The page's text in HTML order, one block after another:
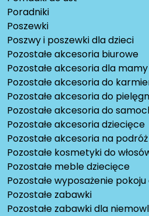
Poradniki
Poszewki
Poszwy i poszewki dla dzieci
Pozostałe akcesoria biurowe
Pozostałe akcesoria dla mamy
Pozostałe akcesoria do
Pozostałe akcesoria do
Pozostałe akcesoria do
Pozostałe akcesoria dziecięce
Pozostałe akcesoria na
Pozostałe kosmetyki do
Pozostałe meble dziecięce
Pozostałe wyposażenie
Pozostałe zabawki
Pozostałe zabawki dla